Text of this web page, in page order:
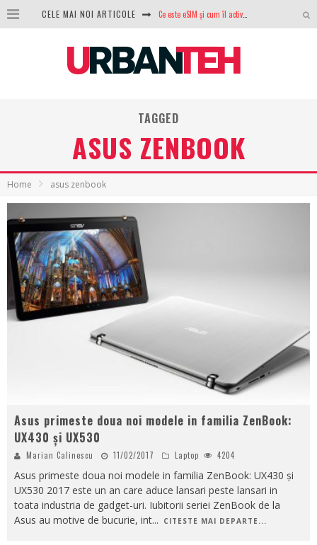
CELE MAI NOI ARTICOLE
100 GB de internet mobil gratuit de la Orange. Fără contract, fără acte și fără obligații
NVIDIA avertizează: memoria RAM și SSD-urile ar putea deveni și mai scumpe în perioada următoare
TAGGED
ASUS ZENBOOK
Home asus zenbook
Asus primeste doua noi modele in familia ZenBook:
UX430 și UX530
Marian Calinescu 11/02/2017 Laptop 4204
Asus primeste doua noi modele in familia ZenBook: UX430 și
UX530 2017 este un an care aduce lansari peste lansari in
toata industria de gadget-uri. Iubitorii seriei ZenBook de la
Asus au motive de bucurie, int... CITESTE MAI DEPARTE...